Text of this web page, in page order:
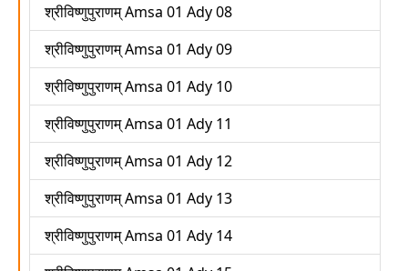
श्रीविष्णुपुराणम् Amsa 01 Ady 08
श्रीविष्णुपुराणम् Amsa 01 Ady 09
श्रीविष्णुपुराणम् Amsa 01 Ady 10
श्रीविष्णुपुराणम् Amsa 01 Ady 11
श्रीविष्णुपुराणम् Amsa 01 Ady 12
श्रीविष्णुपुराणम् Amsa 01 Ady 13
श्रीविष्णुपुराणम् Amsa 01 Ady 14